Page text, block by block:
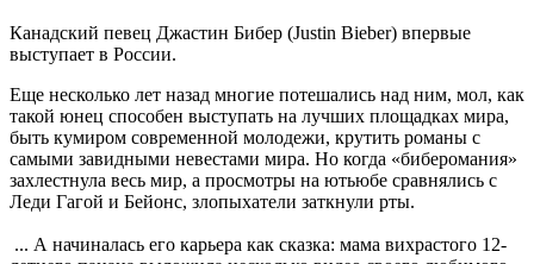
Канадский певец Джастин Бибер (Justin Bieber) впервые
выступает в России.
Еще несколько лет назад многие потешались над ним, мол, как
такой юнец способен выступать на лучших площадках мира,
быть кумиром современной молодежи, крутить романы с
самыми завидными невестами мира. Но когда «биберомания»
захлестнула весь мир, а просмотры на ютьюбе сравнялись с
Леди Гагой и Бейонс, злопыхатели заткнули рты.
... А начиналась его карьера как сказка: мама вихрастого 12-